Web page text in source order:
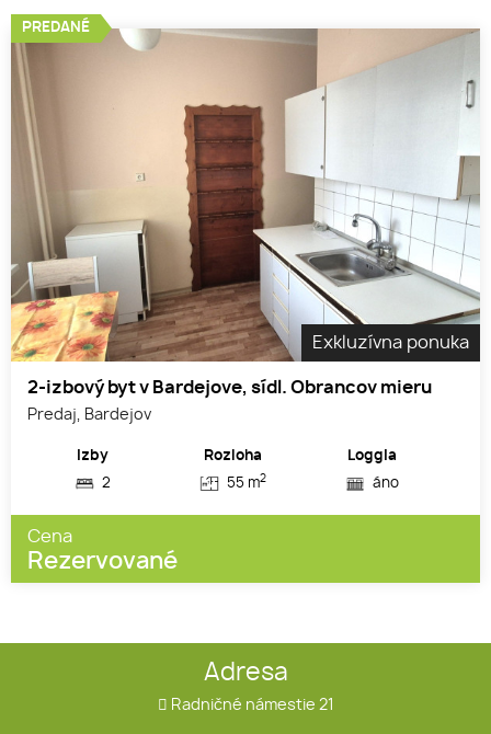
Exkluzívna ponuka
2-izbový byt v Bardejove, sídl. Obrancov mieru
Predaj, Bardejov
Izby
2
Rozloha
55 m2
Loggia
áno
Cena
Rezervované
PREDANÉ
Adresa
Radničné námestie 21